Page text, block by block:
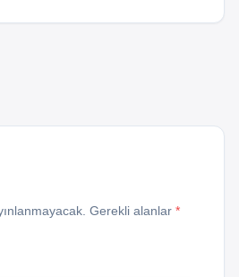
Gerekli alanlar *